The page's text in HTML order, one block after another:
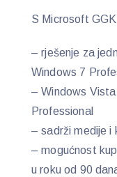
S Microsoft
– rješenje za
Windows 7
– Windows
Professional
– sadrži medije i
– mogućnost
u roku od 90